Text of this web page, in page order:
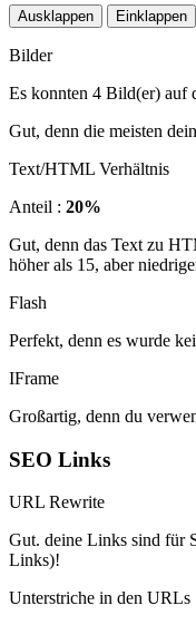
Ausklappen Einklappen
Bilder
Es konnten 4 Bild(er) auf
Gut, denn die meisten
Text/HTML Verhältnis
Anteil : 20%
Gut, denn das Text zu
höher als 15, aber
Flash
Perfekt, denn es wurde
IFrame
Großartig, denn du
SEO Links
URL Rewrite
Gut. deine Links sind für
Links)!
Unterstriche in den URLs